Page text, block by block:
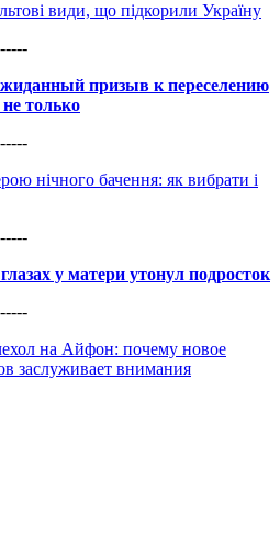
види, що підкорили Україну
призыв к переселению
только
нічного бачення: як вибрати і
у матери утонул подросток
на Айфон: почему новое
заслуживает внимания